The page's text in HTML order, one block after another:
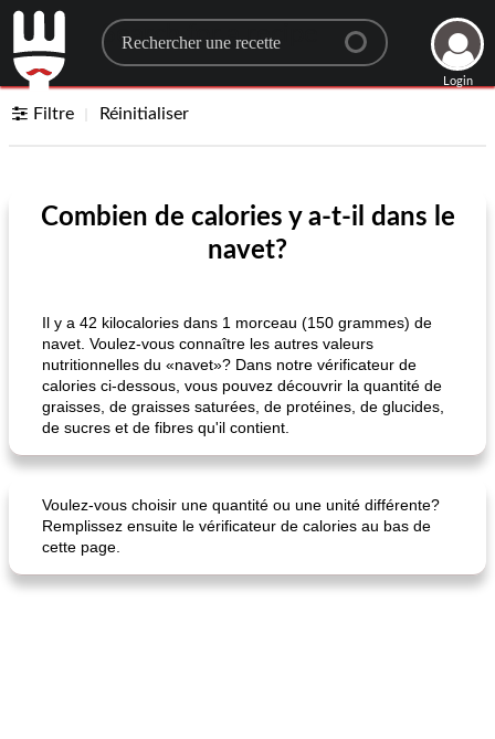
Search for a recipe
Login
Filtre Réinitialiser
Combien de calories y a-t-il dans le
navet?
Il y a 42 kilocalories dans 1 morceau (150 grammes) de
navet. Voulez-vous connaître les autres valeurs
nutritionnelles du «navet»? Dans notre vérificateur de
calories ci-dessous, vous pouvez découvrir la quantité de
graisses, de graisses saturées, de protéines, de glucides,
de sucres et de fibres qu'il contient.
Voulez-vous choisir une quantité ou une unité différente?
Remplissez ensuite le vérificateur de calories au bas de
cette page.